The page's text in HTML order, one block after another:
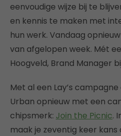
eenvoudige wijze bij te
en kennis te maken met
hun werk. Vandaag
van afgelopen week. Mét
Hoogveld, Brand Manager bij
Met al een Lay’s
Urban opnieuw met een
chipsmerk: Join the Picnic.
maak je zeventig keer